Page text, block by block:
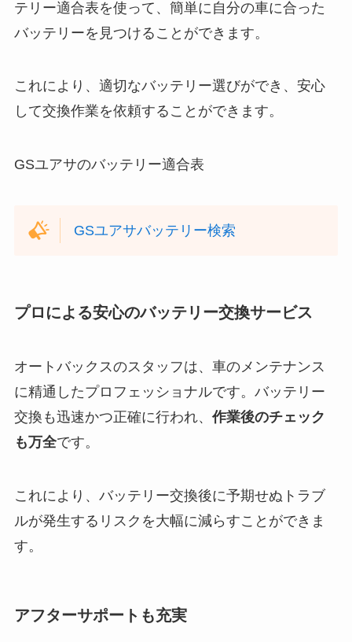
テリー適合表を使って、簡単に自分の車に合った
バッテリーを見つけることができます。
これにより、適切なバッテリー選びができ、安心
して交換作業を依頼することができます。
GSユアサのバッテリー適合表
GSユアサバッテリー検索
プロによる安心のバッテリー交換サービス
オートバックスのスタッフは、車のメンテナンス
に精通したプロフェッショナルです。バッテリー
交換も迅速かつ正確に行われ、 作業後のチェック
も万全です。
これにより、バッテリー交換後に予期せぬトラブ
ルが発生するリスクを大幅に減らすことができま
す。
アフターサポートも充実